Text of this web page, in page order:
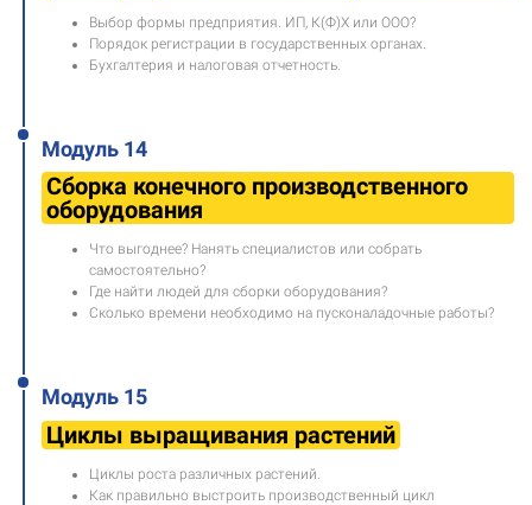
Выбор формы предприятия. ИП, К(Ф)Х или ООО?
Порядок регистрации в государственных органах.
Бухгалтерия и налоговая отчетность.
Модуль 14
Сборка конечного производственного
оборудования
Что выгоднее? Нанять специалистов или собрать
самостоятельно?
Где найти людей для сборки оборудования?
Сколько времени необходимо на пусконаладочные работы?
Модуль 15
Циклы выращивания растений
Циклы роста различных растений.
Как правильно выстроить производственный цикл